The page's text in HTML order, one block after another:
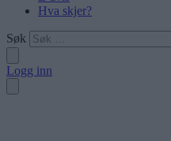
Hva skjer?
Søk
Logg inn